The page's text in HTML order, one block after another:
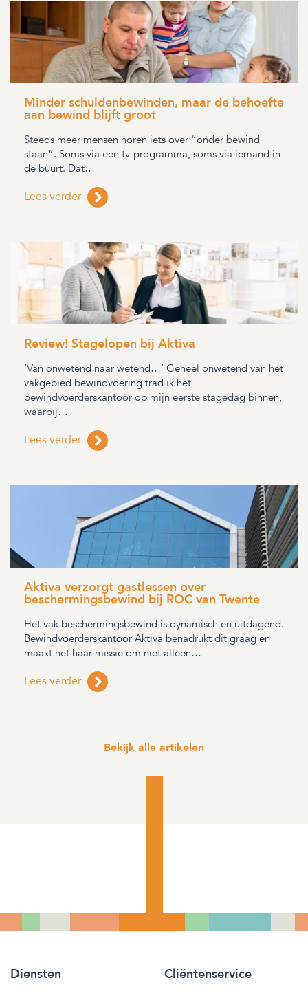
Minder schuldenbewinden, maar de behoefte
aan bewind blijft groot
Steeds meer mensen horen iets over “onder bewind
staan”. Soms via een tv-programma, soms via iemand in
de buurt. Dat…
Lees verder
Review! Stagelopen bij Aktiva
‘Van onwetend naar wetend…’ Geheel onwetend van het
vakgebied bewindvoering trad ik het
bewindvoerderskantoor op mijn eerste stagedag binnen,
waarbij…
Lees verder
Aktiva verzorgt gastlessen over
beschermingsbewind bij ROC van Twente
Het vak beschermingsbewind is dynamisch en uitdagend.
Bewindvoerderskantoor Aktiva benadrukt dit graag en
maakt het haar missie om niet alleen…
Lees verder
Bekijk alle artikelen
Diensten Cliëntenservice